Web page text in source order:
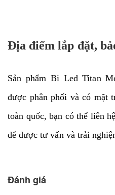
Địa điểm lắp đặt,
Sản phẩm Bi Led Titan
được phân phối và có mặt
toàn quốc, bạn có thể liên
để được tư vấn và trải
Đánh giá